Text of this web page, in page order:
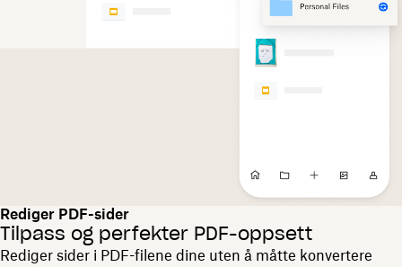
Rediger PDF-sider
Tilpass og perfekter PDF-oppsett
Rediger sider i PDF-filene dine uten å måtte konvertere